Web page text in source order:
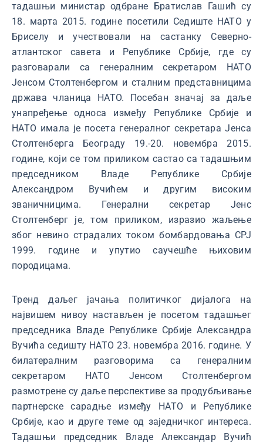
тадашњи министар одбране Братислав Гашић су
18. марта 2015. године посетили Седиште НАТО у
Бриселу и учествовали на састанку Северно-
атлантског савета и Републике Србије, где су
разговарали са генералним секретаром НАТО
Јенсом Столтенбергом и сталним представницима
држава чланица НАТО. Посебан значај за даље
унапређење односа између Републике Србије и
НАТО имала је посета генералног секретара Јенса
Столтенберга Београду 19.-20. новембра 2015.
године, који се том приликом састао са тадашњим
председником Владе Републике Србије
Александром Вучићем и другим високим
званичницима. Генерални секретар Јенс
Столтенберг је, том приликом, изразио жаљење
због невино страдалих током бомбардовања СРЈ
1999. године и упутио саучешће њиховим
породицама.
Тренд даљег јачања политичког дијалога на
највишем нивоу настављен је посетом тадашњег
председника Владе Републике Србије Александра
Вучића седишту НАТО 23. новембра 2016. године. У
билатералним разговорима са генералним
секретаром НАТО Јенсом Столтенбергом
размотрене су даље перспективе за продубљивање
партнерске сарадње између НАТО и Републике
Србије, као и друге теме од заједничког интереса.
Тадашњи председник Владе Александар Вучић